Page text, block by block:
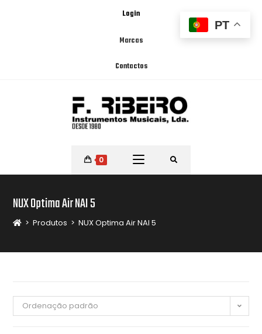
Login
Marcas
Contactos
0
NUX Optima Air NAI 5
> Produtos > NUX Optima Air NAI 5
Ordenação padrão
PT